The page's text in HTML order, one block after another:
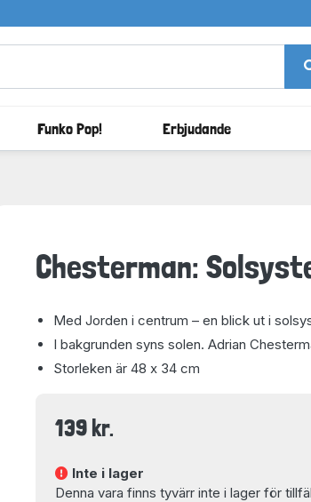
Funko Pop! Erbjudande
Chesterman:
Med Jorden i centrum – en blick ut i
I bakgrunden syns solen. Adrian
Storleken är 48 x 34 cm
139 kr.
Inte i lager
Denna vara finns tyvärr inte i lager för